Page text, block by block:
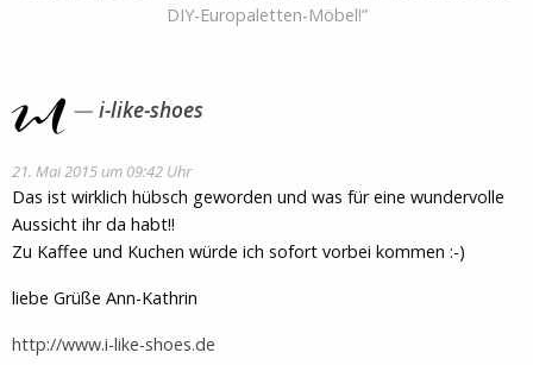
DIY-Europaletten-Möbel!”
i-like-shoes
21. Mai 2015 um 09:42 Uhr
Das ist wirklich hübsch geworden und was für eine wundervolle
Aussicht ihr da habt!!
Zu Kaffee und Kuchen würde ich sofort vorbei kommen :-)
liebe Grüße Ann-Kathrin
http://www.i-like-shoes.de